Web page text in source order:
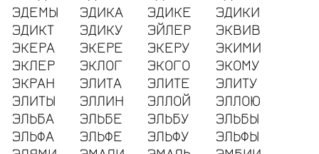
ЭДЕМЫ
ЭДИКА ЭДИКЕ
ЭДИКИ
ЭДИКТ
ЭДИКУ ЭЙЛЕР
ЭКВИВ
ЭКЕРА
ЭКЕРЕ ЭКЕРУ
ЭКИМИ
ЭКЛЕР
ЭКЛОГ ЭКОГО
ЭКОМУ
ЭКРАН
ЭЛИТА ЭЛИТЕ
ЭЛИТУ
ЭЛИТЫ
ЭЛЛИН ЭЛЛОЙ
ЭЛЛОЮ
ЭЛЬБА
ЭЛЬБЕ ЭЛЬБУ
ЭЛЬБЫ
ЭЛЬФА
ЭЛЬФЕ ЭЛЬФУ
ЭЛЬФЫ